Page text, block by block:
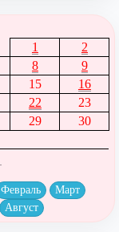
1
2
8
9
15
16
22
23
29
30
Февраль
Март
Август